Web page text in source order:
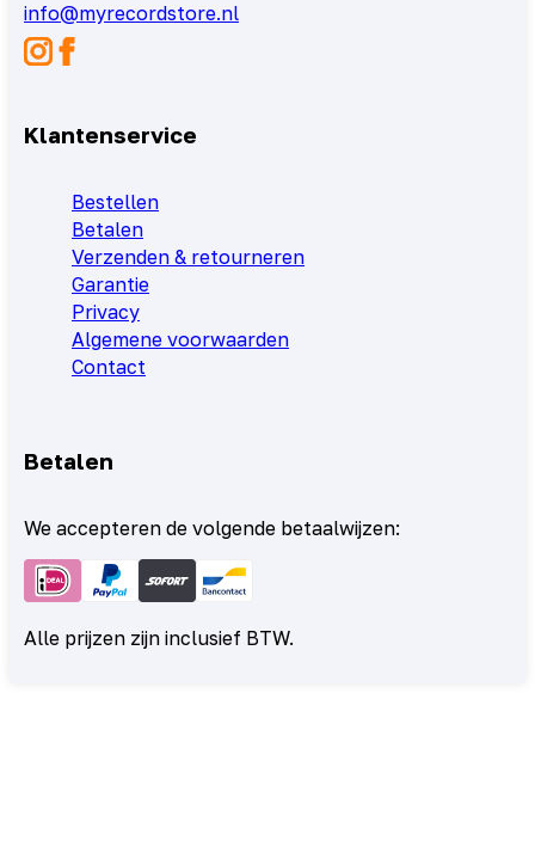
info@myrecordstore.nl
Klantenservice
Bestellen
Betalen
Verzenden & retourneren
Garantie
Privacy
Algemene voorwaarden
Contact
Betalen
We accepteren de volgende betaalwijzen:
Alle prijzen zijn inclusief BTW.